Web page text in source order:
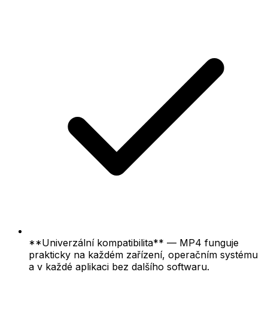
**Univerzální kompatibilita** — MP4 funguje
prakticky na každém zařízení, operačním systému
a v každé aplikaci bez dalšího softwaru.